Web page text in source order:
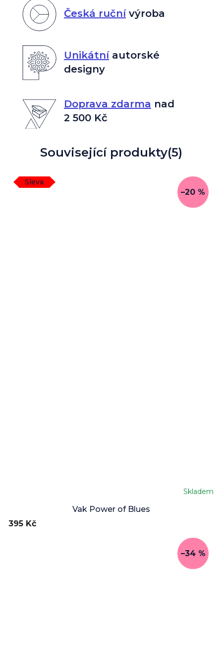
Česká ručnívýroba
Unikátníautorské
designy
Doprava zdarma nad
2 500 Kč
Související produkty(5)
Sleva
–20 %
Vak Power of Blues
Skladem
395 Kč
–34 %